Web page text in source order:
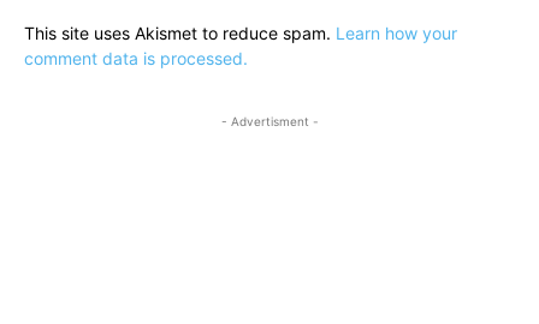
This site uses Akismet to reduce spam. Learn how your
comment data is processed.
- Advertisment -